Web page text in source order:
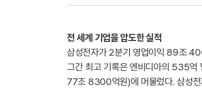
전 세계 기업을 압도한 실적
삼성전자가 2분기 영업이익 89조
그간 최고 기록은 엔비디아의 535
77조 8300억원)에 머물렀다. 삼성